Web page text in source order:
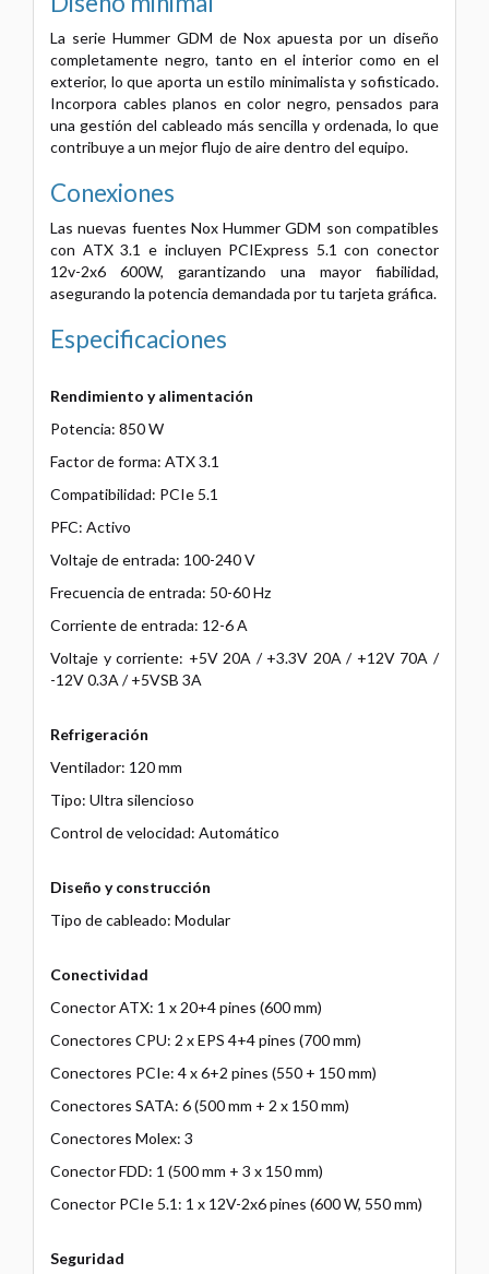
La serie Hummer GDM de Nox apuesta por un diseño
completamente negro, tanto en el interior como en el
exterior, lo que aporta un estilo minimalista y sofisticado.
Incorpora cables planos en color negro, pensados para
una gestión del cableado más sencilla y ordenada, lo que
contribuye a un mejor flujo de aire dentro del equipo.
Conexiones
Las nuevas fuentes Nox Hummer GDM son compatibles
con ATX 3.1 e incluyen PCIExpress 5.1 con conector
12v-2x6 600W, garantizando una mayor fiabilidad,
asegurando la potencia demandada por tu tarjeta gráfica.
Especificaciones
Rendimiento y alimentación
Potencia: 850 W
Factor de forma: ATX 3.1
Compatibilidad: PCIe 5.1
PFC: Activo
Voltaje de entrada: 100-240 V
Frecuencia de entrada: 50-60 Hz
Corriente de entrada: 12-6 A
Voltaje y corriente: +5V 20A / +3.3V 20A / +12V 70A /
-12V 0.3A / +5VSB 3A
Refrigeración
Ventilador: 120 mm
Tipo: Ultra silencioso
Control de velocidad: Automático
Diseño y construcción
Tipo de cableado: Modular
Conectividad
Conector ATX: 1 x 20+4 pines (600 mm)
Conectores CPU: 2 x EPS 4+4 pines (700 mm)
Conectores PCIe: 4 x 6+2 pines (550 + 150 mm)
Conectores SATA: 6 (500 mm + 2 x 150 mm)
Conectores Molex: 3
Conector FDD: 1 (500 mm + 3 x 150 mm)
Conector PCIe 5.1: 1 x 12V-2x6 pines (600 W, 550 mm)
Seguridad